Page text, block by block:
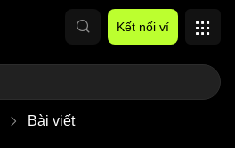
Kết nối ví
Bài viết